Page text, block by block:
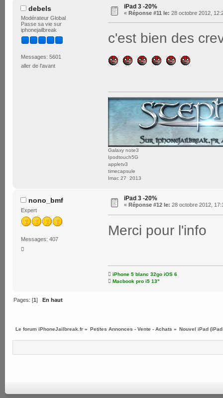
debels
Modérateur Global
Passe sa vie sur
iphonejailbreak
Messages: 5601
aller de l'avant
iPad 3 -20%
« Réponse #11 le: 28 octobre 2012,
c'est bien des
Galaxy note3
Ipodtouch5G
appletv3
timecapsule
Imac 27 2013
nono_bmf
Expert
Messages: 407

iPad 3 -20%
« Réponse #12 le: 28 octobre 2012,
Merci pour l'info
 iPhone 5 blanc 32go iOS 6
 Macbook pro i5 13"
Pages: [1]En haut
Le forum iPhoneJailbreak.fr » Petites Annonces - Vente - Achats » Nouvel iPad